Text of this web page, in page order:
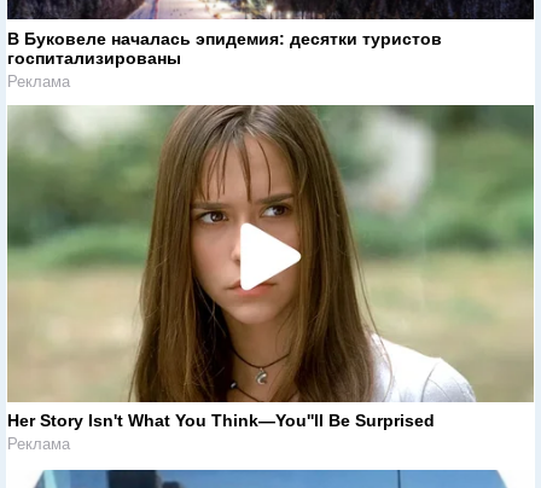
В Буковеле началась эпидемия: десятки туристов
госпитализированы
Реклама
Her Story Isn't What You Think—You''ll Be Surprised
Реклама